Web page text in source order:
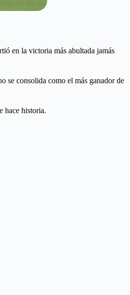
en la victoria más abultada jamás
se consolida como el más ganador de
hace historia.